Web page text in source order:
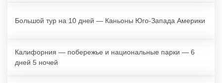
Большой тур на 10 дней — Каньоны Юго-Запада Америки
Калифорния — побережье и национальные парки — 6
дней 5 ночей